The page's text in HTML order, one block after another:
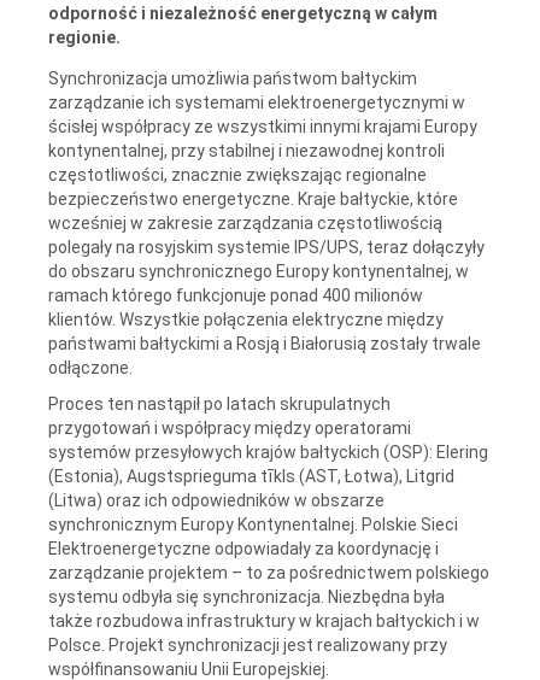
odporność i niezależność energetyczną w całym
regionie.
Synchronizacja umożliwia państwom bałtyckim
zarządzanie ich systemami elektroenergetycznymi w
ścisłej współpracy ze wszystkimi innymi krajami Europy
kontynentalnej, przy stabilnej i niezawodnej kontroli
częstotliwości, znacznie zwiększając regionalne
bezpieczeństwo energetyczne. Kraje bałtyckie, które
wcześniej w zakresie zarządzania częstotliwością
polegały na rosyjskim systemie IPS/UPS, teraz dołączyły
do obszaru synchronicznego Europy kontynentalnej, w
ramach którego funkcjonuje ponad 400 milionów
klientów. Wszystkie połączenia elektryczne między
państwami bałtyckimi a Rosją i Białorusią zostały trwale
odłączone.
Proces ten nastąpił po latach skrupulatnych
przygotowań i współpracy między operatorami
systemów przesyłowych krajów bałtyckich (OSP): Elering
(Estonia), Augstsprieguma tīkls (AST, Łotwa), Litgrid
(Litwa) oraz ich odpowiedników w obszarze
synchronicznym Europy Kontynentalnej. Polskie Sieci
Elektroenergetyczne odpowiadały za koordynację i
zarządzanie projektem – to za pośrednictwem polskiego
systemu odbyła się synchronizacja. Niezbędna była
także rozbudowa infrastruktury w krajach bałtyckich i w
Polsce. Projekt synchronizacji jest realizowany przy
współfinansowaniu Unii Europejskiej.